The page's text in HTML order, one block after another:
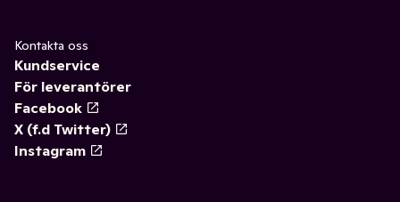
Kontakta oss
Kundservice
För leverantörer
Facebook
X (f.d Twitter)
Instagram